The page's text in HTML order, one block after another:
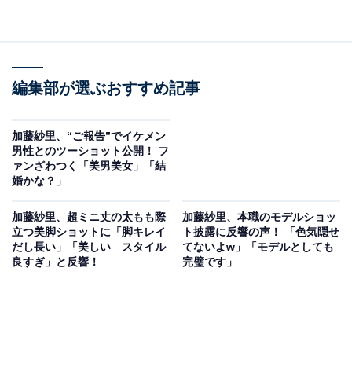
編集部が選ぶおすすめ記事
加藤紗里、“ご報告”でイケメン
男性とのツーショット公開！ フ
ァンざわつく「美男美女」「結
婚かな？」
加藤紗里、超ミニ丈の太もも際
立つ美脚ショットに「脚キレイ
だし長い」「美しい スタイル
良すぎ」と反響！
加藤紗里、本職のモデルショッ
ト披露に反響の声！ 「色気隠せ
てないよw」「モデルとしても
完璧です」